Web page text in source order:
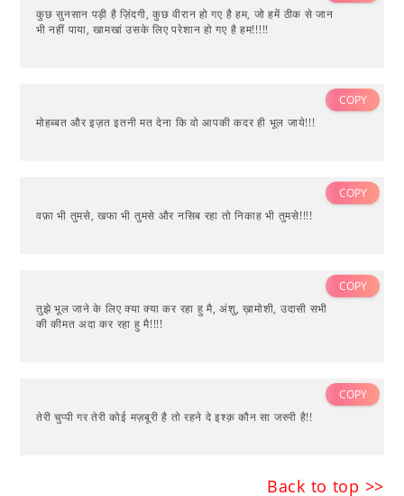
कुछ सुनसान पड़ी है ज़िंदगी, कुछ वीरान हो गए है हम, जो हमें ठीक से जान
भी नहीं पाया, खामखां उसके लिए परेशान हो गए है हम!!!!!
मोहब्बत और इज़त इतनी मत देना कि वो आपकी कदर ही भूल जाये!!!
COPY
वफ़ा भी तुमसे, खफा भी तुमसे और नसिब रहा तो निकाह भी तुमसे!!!!
COPY
तुझे भूल जाने के लिए क्या क्या कर रहा हु मै, अंशु, ख़ामोशी, उदासी सभी
की कीमत अदा कर रहा हु मै!!!!
COPY
तेरी चुप्पी गर तेरी कोई मज़बूरी है तो रहने दे इश्क़ कौन सा जरुरी है!!
COPY
Back to top >>